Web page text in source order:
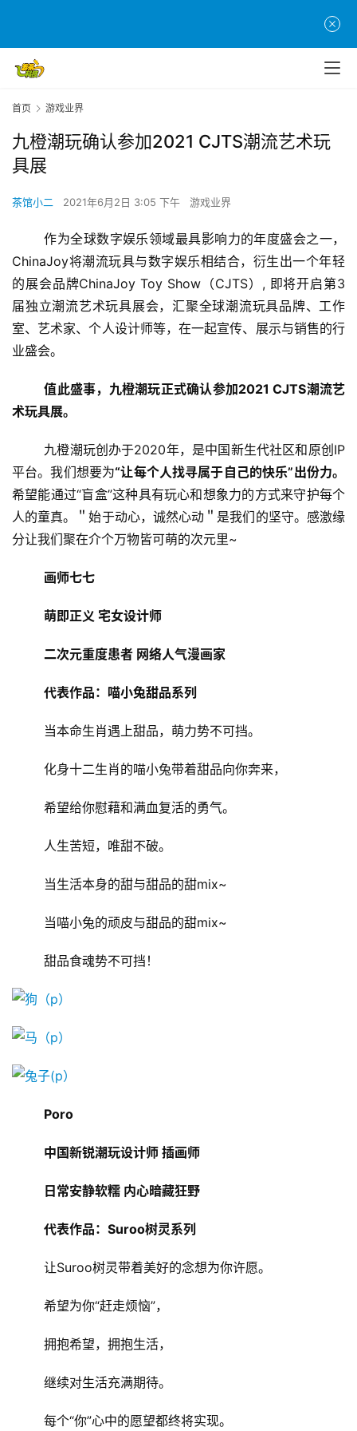
页
首页 游戏业界
九橙潮玩确认参加2021 CJTS潮流艺术玩
具展
茶馆小二 2021年6月2日 3:05 下午 游戏业界
	作为全球数字娱乐领域最具影响力的年度盛会之一，
ChinaJoy将潮流玩具与数字娱乐相结合，衍生出一个年轻
的展会品牌ChinaJoy Toy Show（CJTS）, 即将开启第3
届独立潮流艺术玩具展会，汇聚全球潮流玩具品牌、工作
室、艺术家、个人设计师等，在一起宣传、展示与销售的行
业盛会。
值此盛事，九橙潮玩正式确认参加2021 CJTS潮流艺
术玩具展。
平台。我们想要为“让每个人找寻属于自己的快乐”出份力。
希望能通过“盲盒”这种具有玩心和想象力的方式来守护每个
人的童真。＂始于动心，诚然心动＂是我们的坚守。感激缘
分让我们聚在介个万物皆可萌的次元里~
画师七七
萌即正义 宅女设计师
二次元重度患者 网络人气漫画家
代表作品：喵小兔甜品系列
	当本命生肖遇上甜品，萌力势不可挡。
	化身十二生肖的喵小兔带着甜品向你奔来，
	希望给你慰藉和满血复活的勇气。
	人生苦短，唯甜不破。
	当生活本身的甜与甜品的甜mix~
	当喵小兔的顽皮与甜品的甜mix~
	甜品食魂势不可挡！
Poro
中国新锐潮玩设计师 插画师
日常安静软糯 内心暗藏狂野
代表作品：Suroo树灵系列
	让Suroo树灵带着美好的念想为你许愿。
	希望为你“赶走烦恼”，
	拥抱希望，拥抱生活，
	继续对生活充满期待。
	每个“你”心中的愿望都终将实现。